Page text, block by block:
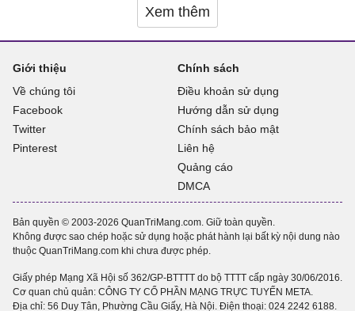
Xem thêm
Giới thiệu
Về chúng tôi
Facebook
Twitter
Pinterest
Chính sách
Điều khoản sử dụng
Hướng dẫn sử dụng
Chính sách bảo mật
Liên hệ
Quảng cáo
DMCA
Bản quyền © 2003-2026 QuanTriMang.com. Giữ toàn quyền.
Không được sao chép hoặc sử dụng hoặc phát hành lại bất kỳ nội dung nào
thuộc QuanTriMang.com khi chưa được phép.
Giấy phép Mạng Xã Hội số 362/GP-BTTTT do bộ TTTT cấp ngày 30/06/2016.
Cơ quan chủ quản: CÔNG TY CỔ PHẦN MẠNG TRỰC TUYẾN META.
Địa chỉ: 56 Duy Tân, Phường Cầu Giấy, Hà Nội. Điện thoại: 024 2242 6188.